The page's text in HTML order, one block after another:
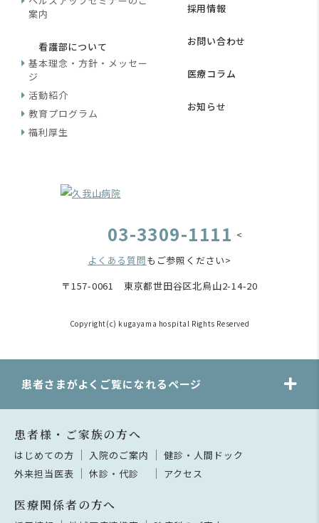
案内
看護部について
基本理念・方針・メッセー
ジ
活動紹介
教育プログラム
福利厚生
採用情報
お問い合わせ
医療コラム
お知らせ
03-3309-1111 <
よくある質問もご参照ください>
〒157-0061 東京都世田谷区北烏山2-14-20
Copyright(c) kugayama hospital Rights Reserved
患者さまがよくご覧になれるページ
患者様・ご家族の方へ
はじめての方 入院のご案内
健診・人間ドック
外来担当医表
休診・代診 アクセス
医療関係者の方へ